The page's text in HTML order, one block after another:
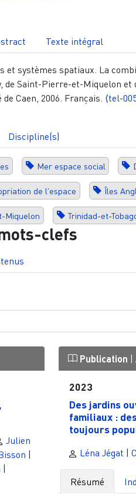
Texte intégral
et systèmes spatiaux. La
de Saint-Pierre-et-Miquelon et
Caen, 2006. Français. ⟨tel-
Discipline(s)
Mer espace social
de l'espace Îles
Miquelon Trinidad-et-
clefs
Julien
|
|
Publication |
2023
Des jardins
familiaux :
toujours
Léna Jégat |
Résumé